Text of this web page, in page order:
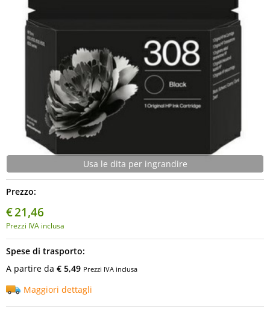
Usa le dita per ingrandire
Prezzo:
€21,46
Prezzi IVA inclusa
Spese di trasporto:
A partire da € 5,49 Prezzi IVA inclusa
Maggiori dettagli